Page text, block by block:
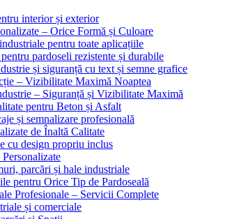
interior și exterior
– Orice Formă și Culoare
pentru toate aplicațiile
pardoseli rezistente și durabile
și siguranță cu text și semne grafice
– Vizibilitate Maximă Noaptea
– Siguranță și Vizibilitate Maximă
pentru Beton și Asfalt
și semnalizare profesională
de Înaltă Calitate
cu design propriu inclus
parcări și hale industriale
pentru Orice Tip de Pardoseală
Profesionale – Servicii Complete
și comerciale